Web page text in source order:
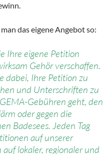
das eigene Angebot so:
Ihre eigene Petition
Gehör verschaffen.
dabei, Ihre Petition zu
und Unterschriften zu
Gebühren geht, den
oder gegen die
Badesees. Jeden Tag
auf unserer
lokaler, regionaler und